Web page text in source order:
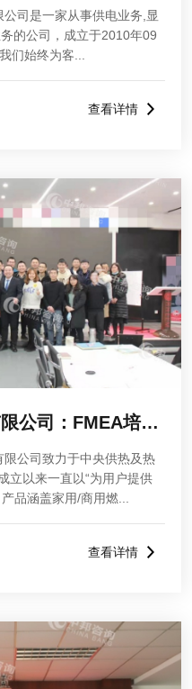
司是一家从事供电业务,显
的公司，成立于2010年09
们始终为客...
查看详情
XX（中国）热水器有限公司：FMEA培训大会
公司致力于中央供热及热
立以来一直以“为用户提供
品涵盖家用/商用燃...
查看详情